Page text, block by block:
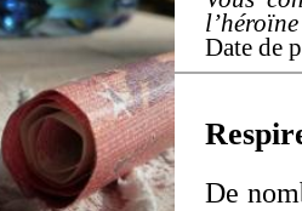
Date de
De